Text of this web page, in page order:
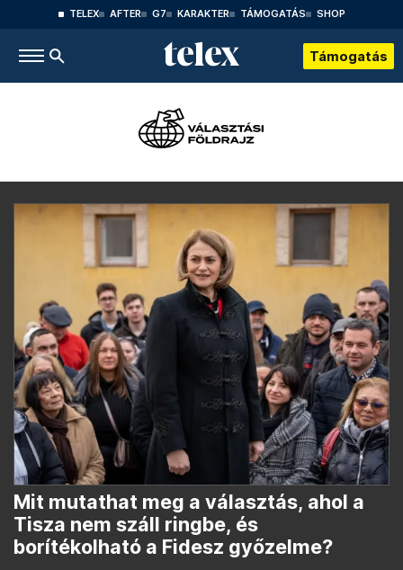
TELEX AFTER G7 KARAKTER TÁMOGATÁS SHOP
Támogatás
Mit mutathat meg a választás, ahol a
Tisza nem száll ringbe, és
borítékolható a Fidesz győzelme?